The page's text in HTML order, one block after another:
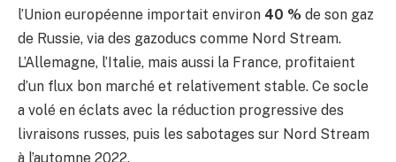
l’Union européenne importait environ 40 % de son gaz
de Russie, via des gazoducs comme Nord Stream.
L’Allemagne, l’Italie, mais aussi la France, profitaient
d’un flux bon marché et relativement stable. Ce socle
a volé en éclats avec la réduction progressive des
livraisons russes, puis les sabotages sur Nord Stream
à l’automne 2022.